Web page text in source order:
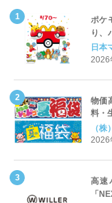
ポケ
り、
定登
日本
2026
物価
料・
「
（株
2026
高速
「